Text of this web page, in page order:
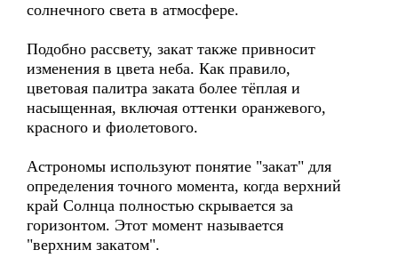
солнечного света в атмосфере.
Подобно рассвету, закат также привносит
изменения в цвета неба. Как правило,
цветовая палитра заката более тёплая и
насыщенная, включая оттенки оранжевого,
красного и фиолетового.
Астрономы используют понятие "закат" для
определения точного момента, когда верхний
край Солнца полностью скрывается за
горизонтом. Этот момент называется
"верхним закатом".